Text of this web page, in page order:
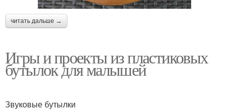
читать дальше →
Игры и проекты из пластиковых
бутылок для малышей
Звуковые бутылки